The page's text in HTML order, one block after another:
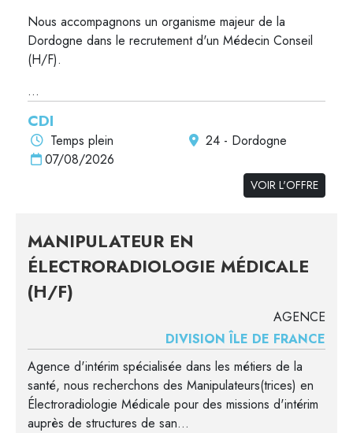
Nous accompagnons un organisme majeur de la
Dordogne dans le recrutement d'un Médecin Conseil
(H/F).
...
CDI
Temps plein
24 - Dordogne
07/08/2026
VOIR L'OFFRE
MANIPULATEUR EN
ÉLECTRORADIOLOGIE MÉDICALE
(H/F)
AGENCE
DIVISION ÎLE DE FRANCE
Agence d'intérim spécialisée dans les métiers de la
santé, nous recherchons des Manipulateurs(trices) en
Électroradiologie Médicale pour des missions d'intérim
auprès de structures de san...